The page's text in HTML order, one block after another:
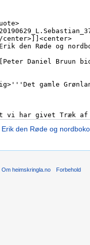
Erik den Røde og
Om heimskringla.no Forbehold